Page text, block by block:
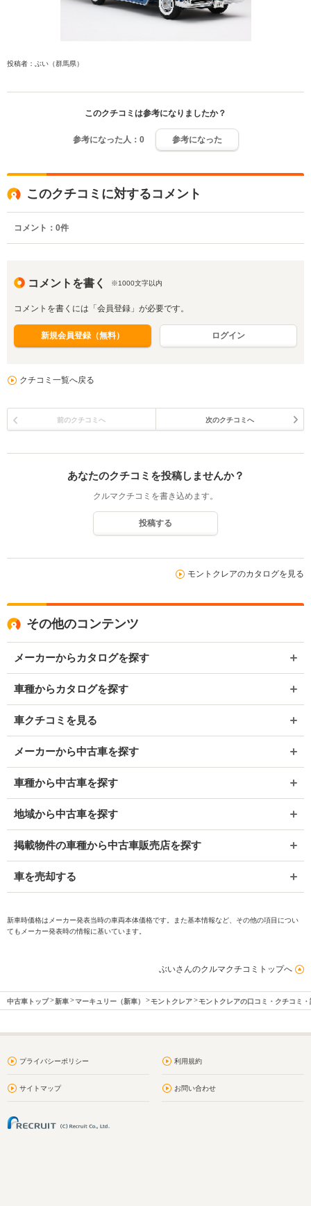
投稿者：ぶい（群馬県）
このクチコミは参考になりましたか？
参考になった人： 0 参考になった
このクチコミに対するコメント
コメント： 0件
コメントを書く ※1000文字以内
コメントを書くには「会員登録」が必要です。
新規会員登録（無料） ログイン
クチコミ一覧へ戻る
前のクチコミへ 次のクチコミへ
あなたのクチコミを投稿しませんか？
クルマクチコミを書き込めます。
投稿する
モントクレアのカタログを見る
その他のコンテンツ
メーカーからカタログを探す
車種からカタログを探す
車クチコミを見る
メーカーから中古車を探す
車種から中古車を探す
地域から中古車を探す
掲載物件の車種から中古車販売店を探す
車を売却する
新車時価格はメーカー発表当時の車両本体価格です。また基本情報など、その他の項目につい
てもメーカー発表時の情報に基いています。
ぶいさんのクルマクチコミトップへ
中古車トップ 新車 マーキュリー（新車） モントクレア モントクレアの口コミ・クチコミ
プライバシーポリシー 利用規約
サイトマップ お問い合わせ